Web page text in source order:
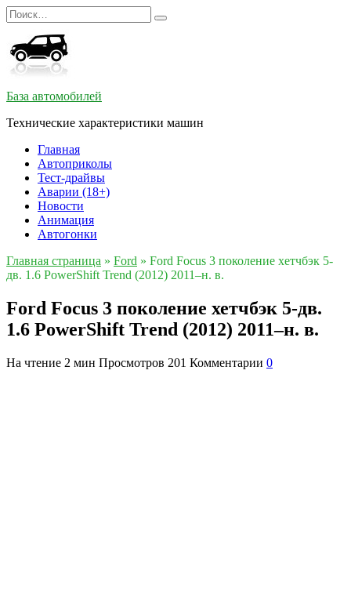
Перейти
к
содержанию
Search
for:
База автомобилей
Технические характеристики машин
Главная
Автоприколы
Тест-драйвы
Аварии (18+)
Новости
Анимация
Автогонки
Главная страница » Ford » Ford Focus 3 поколение хетчбэк 5-
дв. 1.6 PowerShift Trend (2012) 2011–н. в.
Ford Focus 3 поколение хетчбэк 5-дв.
1.6 PowerShift Trend (2012) 2011–н. в.
На чтение 2 мин Просмотров 201 Комментарии 0